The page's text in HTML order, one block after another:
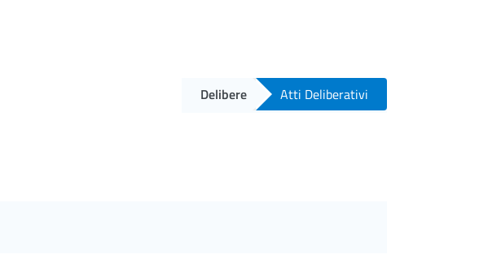
Delibere Atti Deliberativi